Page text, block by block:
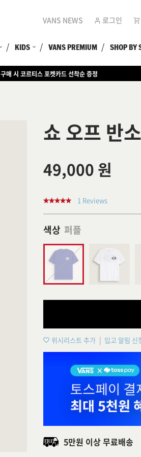
VANS NEWS 로그인
KIDS VANS PREMIUM SHOP BY
매 시 코르티스 포켓카드 선착순 증정
쇼 오프 반
49,000 원
1 Reviews
색상 퍼플
위시리스트 추가 입고 알림 신
5만원 이상 무료배송